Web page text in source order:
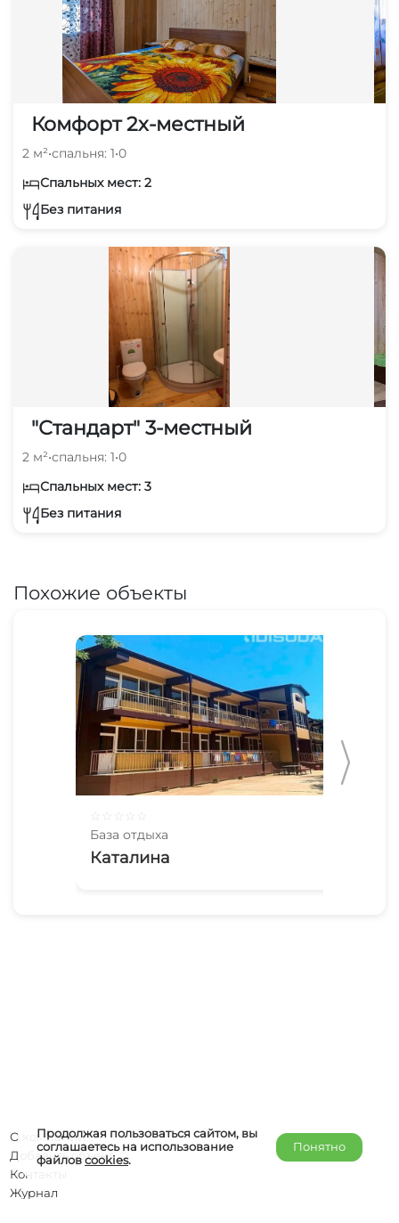
Комфорт 2х-местный
2 м²•спальня: 1•0
Спальных мест: 2
Без питания
"Стандарт" 3-местный
2 м²•спальня: 1•0
Спальных мест: 3
Без питания
Похожие объекты
База отдыха
Каталина
Продолжая пользоваться сайтом, вы
соглашаетесь на использование
файловcookies.
Понятно
О компании
Добавить объект
Контакты
Журнал